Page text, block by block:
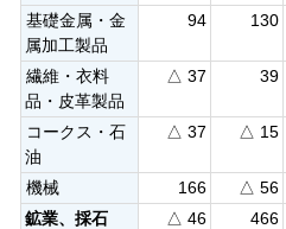
基礎金属・金
属加工製品
94 130
繊維・衣料
品・皮革製品
△ 37 39
コークス・石
油
△ 37 △ 15
機械 166 △ 56
鉱業、採石
△ 46 466